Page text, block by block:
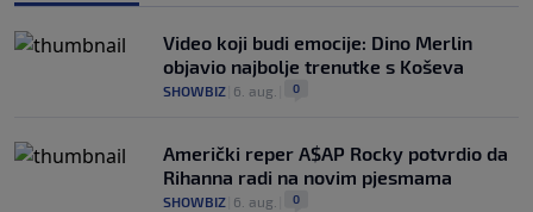
Video koji budi emocije: Dino Merlin
objavio najbolje trenutke s Koševa
SHOWBIZ 6. aug. 0
Američki reper A$AP Rocky potvrdio da
Rihanna radi na novim pjesmama
SHOWBIZ 6. aug. 0